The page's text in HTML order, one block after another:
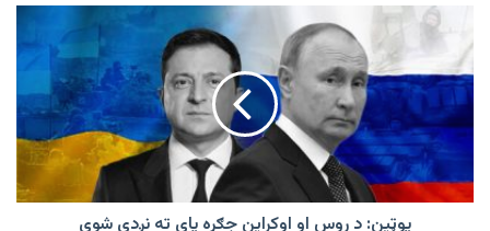
پیلېږي
پوټين:
د
روس
او
اوکراین
جګړه
ته
نږدې
پوټين: د روس او اوکراین جګړه پای ته نږدې شوې